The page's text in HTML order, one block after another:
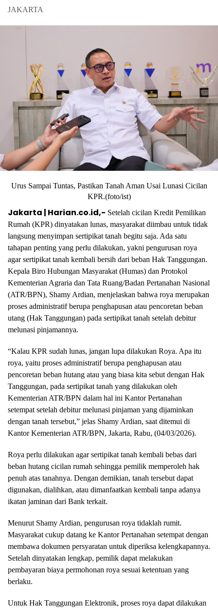
JAKARTA
Urus Sampai Tuntas, Pastikan Tanah Aman Usai Lunasi Cicilan
KPR.(foto/ist)
Jakarta | Harian.co.id,- Setelah cicilan Kredit Pemilikan
Rumah (KPR) dinyatakan lunas, masyarakat diimbau untuk tidak
langsung menyimpan sertipikat tanah begitu saja. Ada satu
tahapan penting yang perlu dilakukan, yakni pengurusan roya
agar sertipikat tanah kembali bersih dari beban Hak Tanggungan.
Kepala Biro Hubungan Masyarakat (Humas) dan Protokol
Kementerian Agraria dan Tata Ruang/Badan Pertanahan Nasional
(ATR/BPN), Shamy Ardian, menjelaskan bahwa roya merupakan
proses administratif berupa penghapusan atau pencoretan beban
utang (Hak Tanggungan) pada sertipikat tanah setelah debitur
melunasi pinjamannya.
“Kalau KPR sudah lunas, jangan lupa dilakukan Roya. Apa itu
roya, yaitu proses administratif berupa penghapusan atau
pencoretan beban hutang atau yang biasa kita sebut dengan Hak
Tanggungan, pada sertipikat tanah yang dilakukan oleh
Kementerian ATR/BPN dalam hal ini Kantor Pertanahan
setempat setelah debitur melunasi pinjaman yang dijaminkan
dengan tanah tersebut,” jelas Shamy Ardian, saat ditemui di
Kantor Kementerian ATR/BPN, Jakarta, Rabu, (04/03/2026).
Roya perlu dilakukan agar sertipikat tanah kembali bebas dari
beban hutang cicilan rumah sehingga pemilik memperoleh hak
penuh atas tanahnya. Dengan demikian, tanah tersebut dapat
digunakan, dialihkan, atau dimanfaatkan kembali tanpa adanya
ikatan jaminan dari Bank terkait.
Menurut Shamy Ardian, pengurusan roya tidaklah rumit.
Masyarakat cukup datang ke Kantor Pertanahan setempat dengan
membawa dokumen persyaratan untuk diperiksa kelengkapannya.
Setelah dinyatakan lengkap, pemilik dapat melakukan
pembayaran biaya permohonan roya sesuai ketentuan yang
berlaku.
Untuk Hak Tanggungan Elektronik, proses roya dapat dilakukan